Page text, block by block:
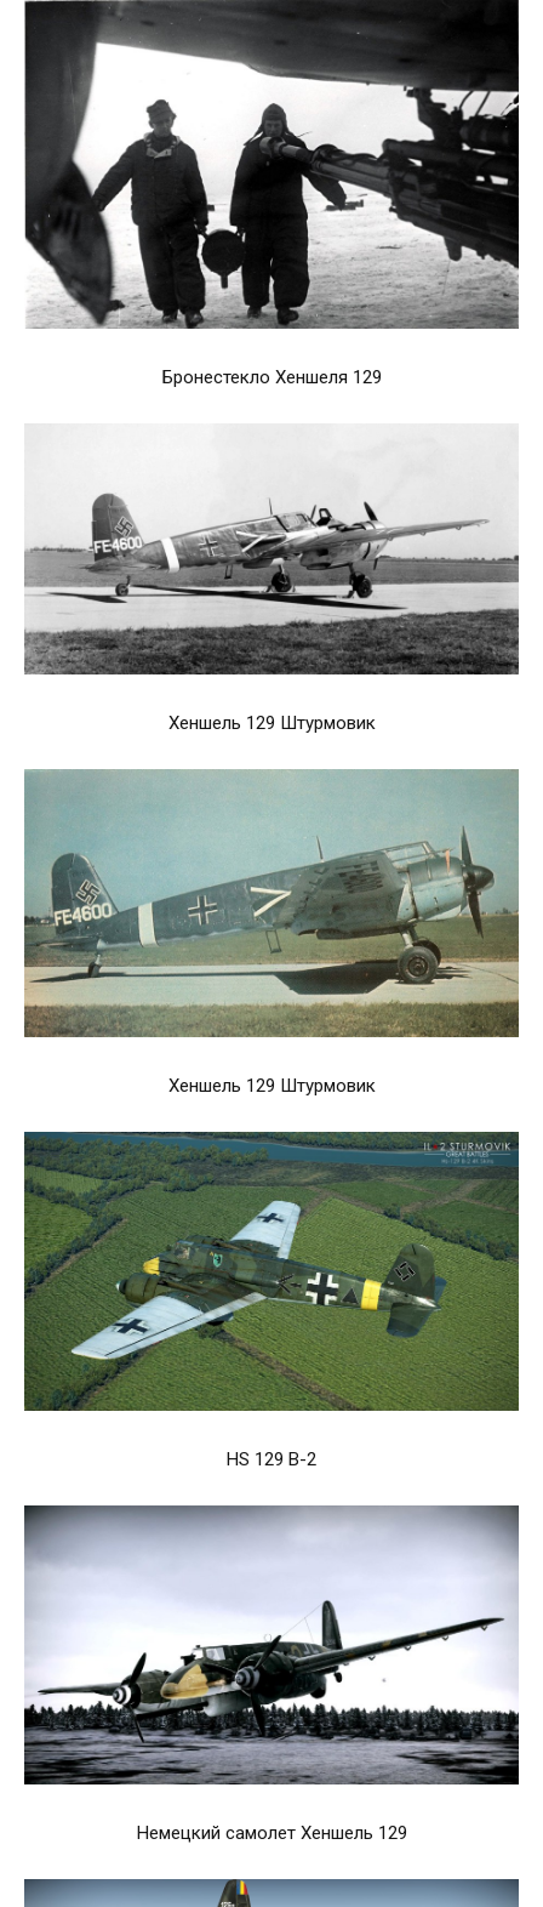
Бронестекло Хеншеля 129
Хеншель 129 Штурмовик
Хеншель 129 Штурмовик
HS 129 B-2
Немецкий самолет Хеншель 129